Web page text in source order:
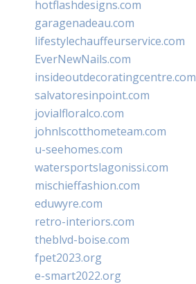
hotflashdesigns.com
garagenadeau.com
lifestylechauffeurservice.com
EverNewNails.com
insideoutdecoratingcentre.com
salvatoresinpoint.com
jovialfloralco.com
johnlscotthometeam.com
u-seehomes.com
watersportslagonissi.com
mischieffashion.com
eduwyre.com
retro-interiors.com
theblvd-boise.com
fpet2023.org
e-smart2022.org